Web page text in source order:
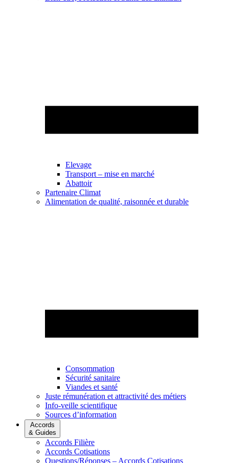
Elevage
Transport – mise en marché
Abattoir
Partenaire Climat
Alimentation de qualité, raisonnée et durable
Consommation
Sécurité sanitaire
Viandes et santé
Juste rémunération et attractivité des métiers
Info-veille scientifique
Sources d’information
Accords
& Guides
Accords Filière
Accords Cotisations
Questions/Réponses – Accords Cotisations